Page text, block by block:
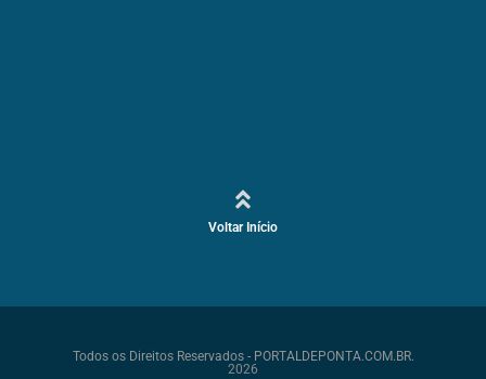
Voltar Início
Todos os Direitos Reservados - PORTALDEPONTA.COM.BR.
2026